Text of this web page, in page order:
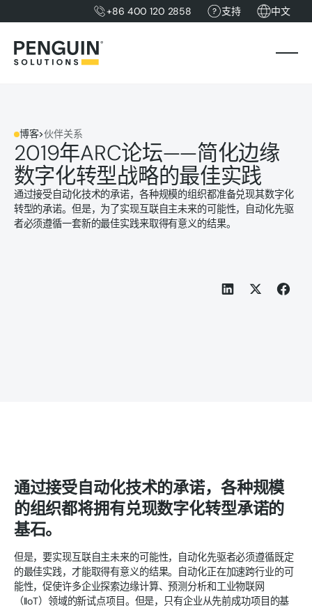
+86 400 120 2858 支持 中文
博客>伙伴关系
2019年ARC论坛——简化边缘
数字化转型战略的最佳实践
通过接受自动化技术的承诺，各种规模的组织都准备兑现其数字化
转型的承诺。但是，为了实现互联自主未来的可能性，自动化先驱
者必须遵循一套新的最佳实践来取得有意义的结果。
通过接受自动化技术的承诺，各种规模
的组织都将拥有兑现数字化转型承诺的
基石。
但是，要实现互联自主未来的可能性，自动化先驱者必须遵循既定
的最佳实践，才能取得有意义的结果。自动化正在加速跨行业的可
能性，促使许多企业探索边缘计算、预测分析和工业物联网
（IIoT）领域的新试点项目。但是，只有企业从先前成功项目的基